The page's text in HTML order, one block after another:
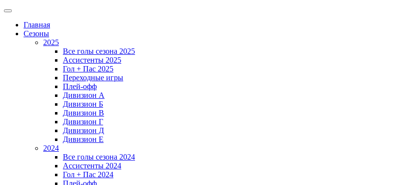
Главная
Сезоны
2025
Все голы сезона 2025
Ассистенты 2025
Гол + Пас 2025
Переходные игры
Плей-офф
Дивизион A
Дивизион Б
Дивизион В
Дивизион Г
Дивизион Д
Дивизион Е
2024
Все голы сезона 2024
Ассистенты 2024
Гол + Пас 2024
Плей-офф